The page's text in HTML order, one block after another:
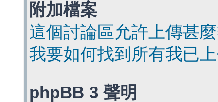
附加檔案
這個討論區允許上傳甚
我要如何找到所有我已
phpBB 3 聲明